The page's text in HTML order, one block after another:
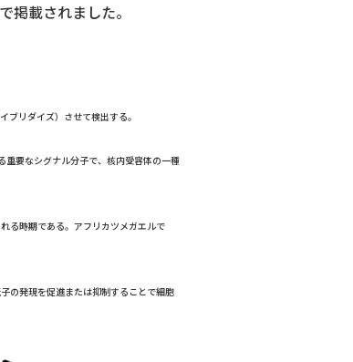
掲載されました。
ブリダイズ）させて検出する。
要なシグナル分子で、核内受容体の一種
る時期である。アフリカツメガエルで
の発現を促進または抑制することで細胞